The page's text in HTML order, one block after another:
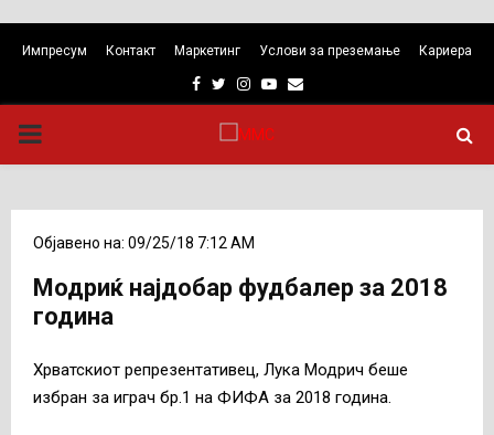
Импресум Контакт Маркетинг Услови за преземање Кариера
Facebook
TwitterInstagram
Youtube
Email
PRIMARY
Објавено на: 09/25/18 7:12 AM
Модриќ најдобар фудбалер за 2018
година
Хрватскиот репрезентативец, Лука Модрич беше
избран за играч бр.1 на ФИФА за 2018 година.